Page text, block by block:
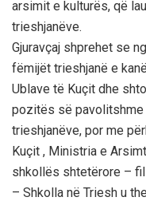
arsimit e kulturës, që
trieshjanëve.
Gjuravçaj shprehet se
fëmijët trieshjanë e
Ublave të Kuçit dhe
pozitës së
trieshjanëve, por me
Kuçit , Ministria e
shkollës shtetërore –
– Shkolla në Triesh u